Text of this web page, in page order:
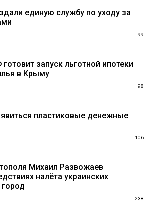
единую службу по уходу за
99
запуск льготной ипотеки
в Крыму
98
пластиковые денежные
106
Михаил Развожаев
налёта украинских
город
238